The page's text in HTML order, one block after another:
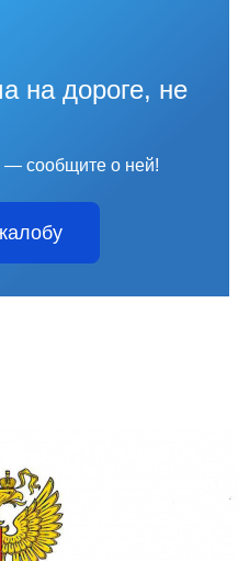
на дороге, не
— сообщите о ней!